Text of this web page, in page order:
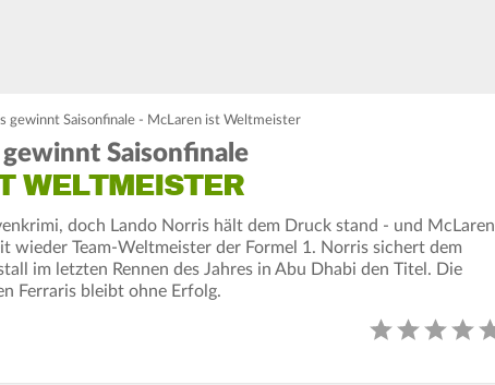
gewinnt Saisonfinale - McLaren ist Weltmeister
Saisonfinale
WELTMEISTER
doch Lando Norris hält dem Druck stand - und McLaren
wieder Team-Weltmeister der Formel 1. Norris sichert dem
im letzten Rennen des Jahres in Abu Dhabi den Titel. Die
Ferraris bleibt ohne Erfolg.